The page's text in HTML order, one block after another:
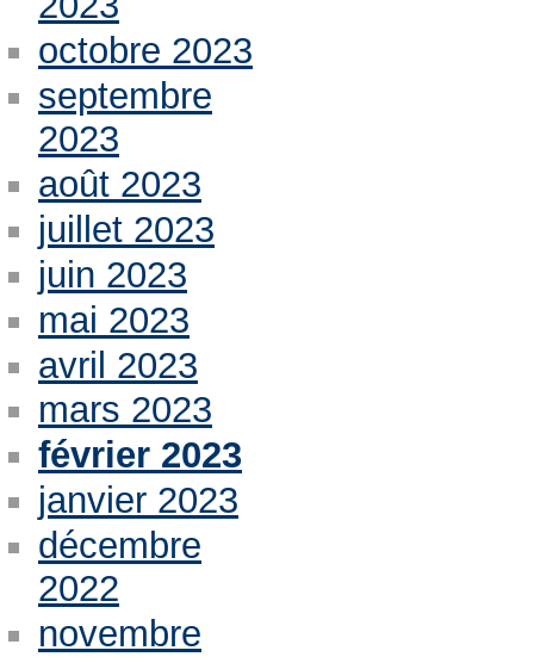
octobre 2023
septembre
2023
août 2023
juillet 2023
juin 2023
mai 2023
avril 2023
mars 2023
février 2023
janvier 2023
décembre
2022
novembre